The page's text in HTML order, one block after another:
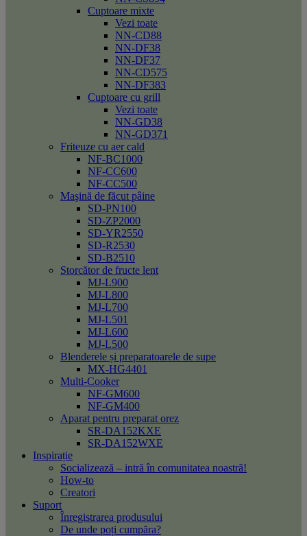
Cuptoare mixte
Vezi toate
NN-CD88
NN-DF38
NN-DF37
NN-CD575
NN-DF383
Cuptoare cu grill
Vezi toate
NN-GD38
NN-GD371
Friteuze cu aer cald
NF-BC1000
NF-CC600
NF-CC500
Maşină de făcut pâine
SD-PN100
SD-ZP2000
SD-YR2550
SD-R2530
SD-B2510
Storcător de fructe lent
MJ-L900
MJ-L800
MJ-L700
MJ-L501
MJ-L600
MJ-L500
Blenderele și preparatoarele de supe
MX-HG4401
Multi-Cooker
NF-GM600
NF-GM400
Aparat pentru preparat orez
SR-DA152KXE
SR-DA152WXE
Inspirație
Socializează – intră în comunitatea noastră!
How-to
Creatori
Suport
Înregistrarea produsului
De unde poți cumpăra?